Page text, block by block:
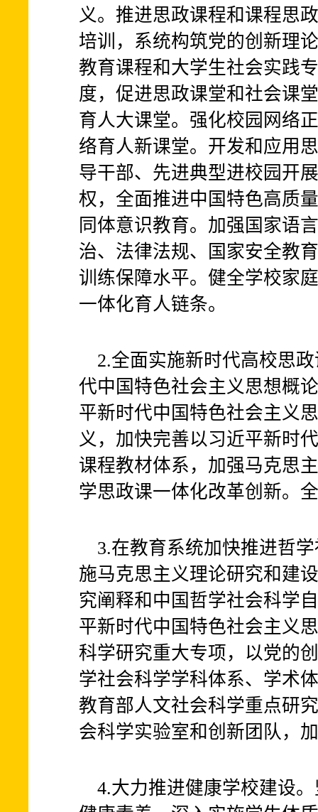
义。推进思政课程和课程思
培训，系统构筑党的创新理
教育课程和大学生社会实践
度，促进思政课堂和社会课
育人大课堂。强化校园网络
络育人新课堂。开发和应用
导干部、先进典型进校园开
权，全面推进中国特色高质
同体意识教育。加强国家语
治、法律法规、国家安全教
训练保障水平。健全学校家
一体化育人链条。
2.全面实施新时代高校思
代中国特色社会主义思想概
平新时代中国特色社会主义
义，加快完善以习近平新时
课程教材体系，加强马克思
学思政课一体化改革创新。
3.在教育系统加快推进哲
施马克思主义理论研究和建
究阐释和中国哲学社会科学
平新时代中国特色社会主义
科学研究重大专项，以党的
学社会科学学科体系、学术
教育部人文社会科学重点研
会科学实验室和创新团队，
4.大力推进健康学校建设